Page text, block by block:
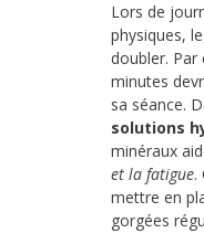
Lors de
physiques,
doubler.
minutes
sa séance.
solutions
minéraux
et la fatigue.
mettre en
gorgées